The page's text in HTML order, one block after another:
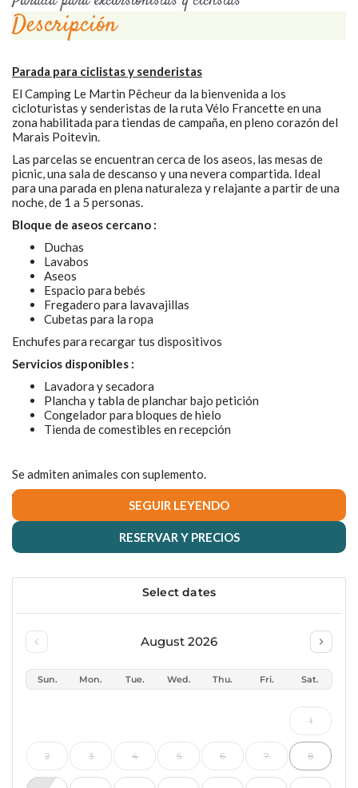
Descripción
Parada para ciclistas y senderistas
El Camping Le Martin Pêcheur da la bienvenida a los
cicloturistas y senderistas de la ruta Vélo Francette en una
zona habilitada para tiendas de campaña, en pleno corazón del
Marais Poitevin.
Las parcelas se encuentran cerca de los aseos, las mesas de
picnic, una sala de descanso y una nevera compartida. Ideal
para una parada en plena naturaleza y relajante a partir de una
noche, de 1 a 5 personas.
Bloque de aseos cercano :
Duchas
Lavabos
Aseos
Espacio para bebés
Fregadero para lavavajillas
Cubetas para la ropa
Enchufes para recargar tus dispositivos
Servicios disponibles :
Lavadora y secadora
Plancha y tabla de planchar bajo petición
Congelador para bloques de hielo
Tienda de comestibles en recepción
Se admiten animales con suplemento.
SEGUIR LEYENDO
RESERVAR Y PRECIOS